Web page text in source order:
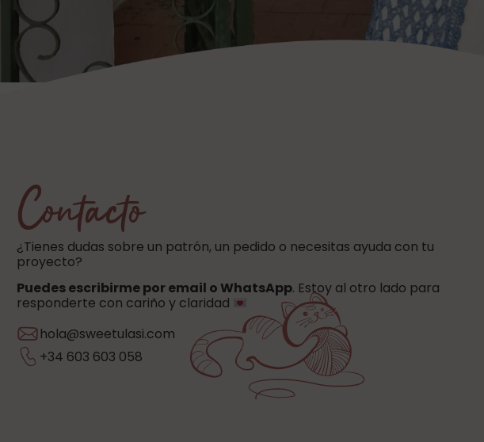
Contacto
¿Tienes dudas sobre un patrón, un pedido o necesitas ayuda con tu
proyecto?
Puedes escribirme por email o WhatsApp. Estoy al otro lado para
responderte con cariño y claridad
hola@sweetulasi.com
+34 603 603 058